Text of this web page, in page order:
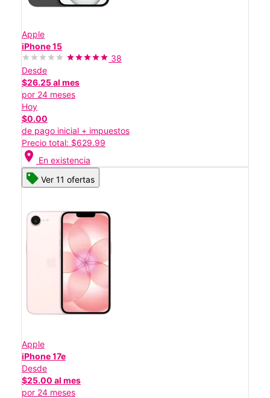
Apple
iPhone 15
38
Desde
$26.25 al mes
por 24 meses
Hoy
$0.00
de pago inicial + impuestos
Precio total: $629.99
location_on En existencia
Ver 11 ofertas
Apple
iPhone 17e
Desde
$25.00 al mes
por 24 meses